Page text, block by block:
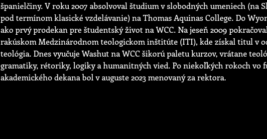
španielčiny. V roku 2007 absolvoval študium v slobodných umeniech (na
pod termínom klasické vzdelávanie) na Thomas Aquinas College. Do
ako prvý prodekan pre študentský život na WCC. Na jeseň 2009
rakúskom Medzinárodnom teologickom inštitúte (ITI), kde získal titul v
teológia. Dnes vyučuje Washut na WCC šikorú paletu kurzov, vrátane
gramatiky, rétoriky, logiky a humanitných vied. Po niekoľkých rokoch vo
akademického dekana bol v auguste 2023 menovaný za rektora.